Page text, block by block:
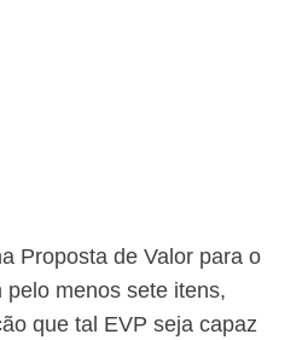
Proposta de Valor para o
menos sete itens,
que tal EVP seja capaz